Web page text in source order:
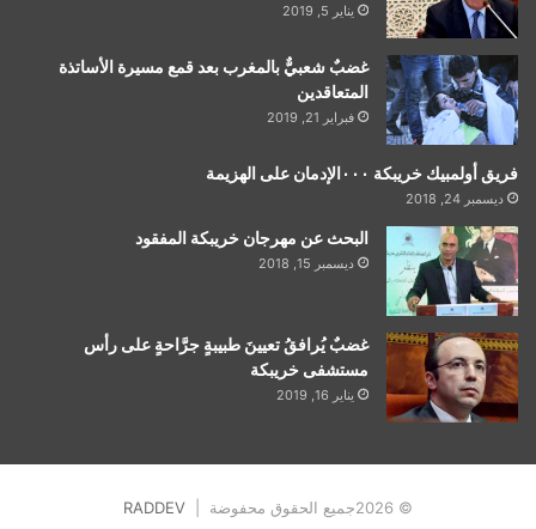
يناير 5, 2019
غضبٌ شعبيٌّ بالمغرب بعد قمع مسيرة الأساتذة
المتعاقدين
فبراير 21, 2019
فريق أولمبيك خريبكة ٠٠٠الإدمان على الهزيمة
ديسمبر 24, 2018
البحث عن مهرجان خريبكة المفقود
ديسمبر 15, 2018
غضبٌ يُرافقُ تعيينَ طبيبةٍ جرَّاحةٍ على رأس
مستشفى خريبكة
يناير 16, 2019
© 2026جميع الحقوق محفوضة | RADDEV